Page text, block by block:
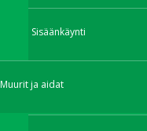
Sisäänkäynti
Muurit ja aidat